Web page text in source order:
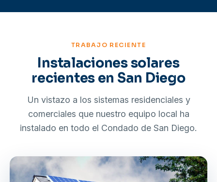
TRABAJO RECIENTE
Instalaciones solares
recientes en San Diego
Un vistazo a los sistemas residenciales y
comerciales que nuestro equipo local ha
instalado en todo el Condado de San Diego.